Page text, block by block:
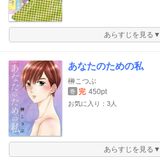
あらすじを見る▼
あなたのための私
榊こつぶ
巻 完 450pt
お気に入り：3人
あらすじを見る▼